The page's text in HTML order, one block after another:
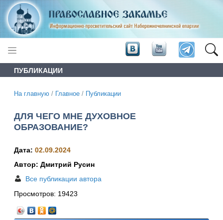
ПУБЛИКАЦИИ
На главную / Главное / Публикации
ДЛЯ ЧЕГО МНЕ ДУХОВНОЕ
ОБРАЗОВАНИЕ?
Дата: 02.09.2024
Автор: Дмитрий Русин
Все публикации автора
Просмотров: 19423